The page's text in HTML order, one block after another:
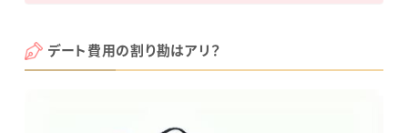
デート費用の割り勘はアリ？